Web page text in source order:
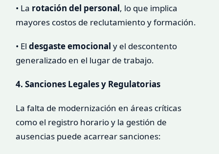
• La rotación del personal, lo que implica
mayores costos de reclutamiento y formación.
• El desgaste emocional y el descontento
generalizado en el lugar de trabajo.
4. Sanciones Legales y Regulatorias
La falta de modernización en áreas críticas
como el registro horario y la gestión de
ausencias puede acarrear sanciones: